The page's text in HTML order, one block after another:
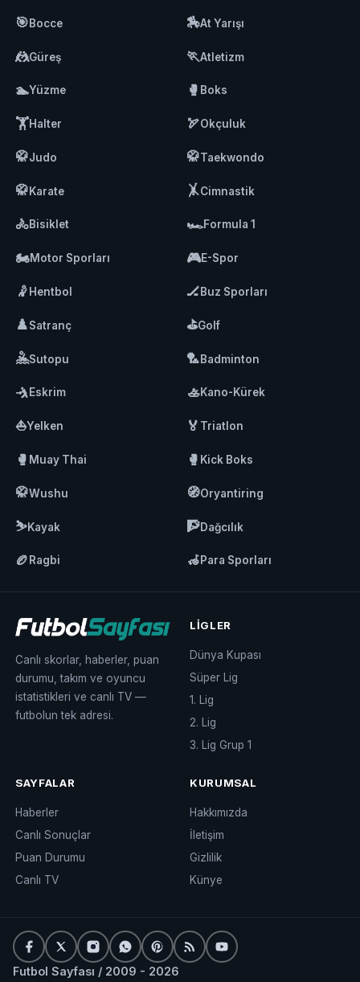
🎯Bocce 🏇At Yarışı
🤼Güreş 🏃Atletizm
🏊Yüzme 🥊 Boks
🏋️Halter 🏹Okçuluk
🥋Judo 🥋Taekwondo
🥋Karate 🤸Cimnastik
🚴Bisiklet 🏎️Formula 1
🏍️Motor Sporları 🎮E-Spor
🤾 Hentbol 🏒Buz Sporları
♟️Satranç ⛳Golf
🤽Sutopu 🏸Badminton
🤺Eskrim 🚣Kano-Kürek
⛵Yelken 🏅 Triatlon
🥊 Muay Thai 🥊 Kick Boks
🥋Wushu 🧭Oryantiring
⛷️Kayak 🧗Dağcılık
🏉 Ragbi 🦽Para Sporları
Canlı skorlar, haberler, puan
durumu, takım ve oyuncu
istatistikleri ve canlı TV —
futbolun tek adresi.
LIGLER
Dünya Kupası
Süper Lig
1. Lig
2. Lig
3. Lig Grup 1
SAYFALAR
Haberler
Canlı Sonuçlar
Puan Durumu
Canlı TV
KURUMSAL
Hakkımızda
İletişim
Gizlilik
Künye
Futbol Sayfası / 2009 - 2026